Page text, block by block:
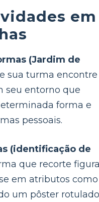
em
(Jardim de
sua turma encontre
seu entorno que
forma e
pessoais.
(identificação de
que recorte
em atributos como
um pôster